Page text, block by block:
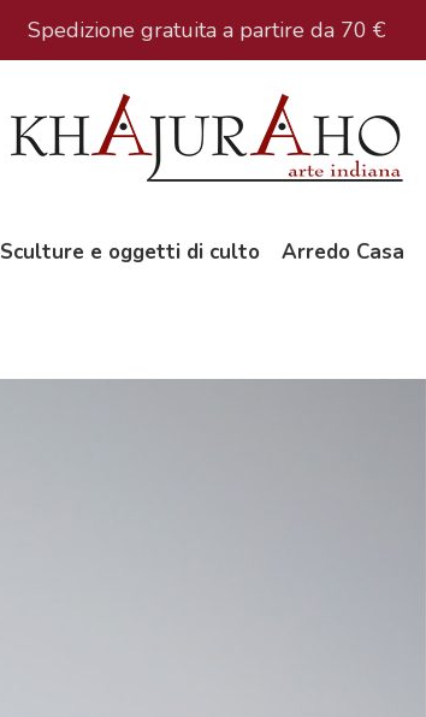
Spedizione gratuita a partire da 70 €
Sculture e oggetti di culto Arredo Casa